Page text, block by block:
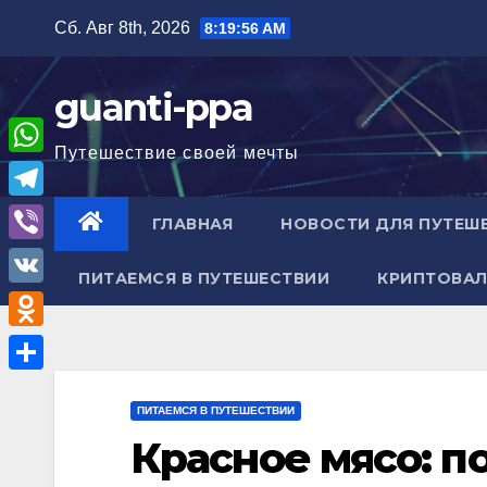
содержимому
Сб. Авг 8th, 2026 8:19:58 AM
guanti-ppa
Путешествие своей мечты
ГЛАВНАЯ НОВОСТИ ДЛЯ
ПИТАЕМСЯ В ПУТЕШЕСТВИИ
ПИТАЕМСЯ В ПУТЕШЕСТВИИ
Красное мясо:
W
h
a
A
T
e
l
e
g
V
i
b
e
V
K
O